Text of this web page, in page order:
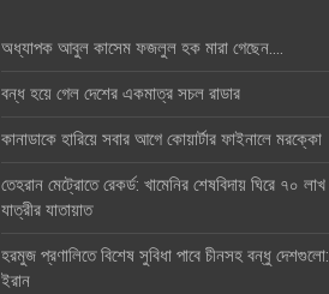
অধ্যাপক আবুল কাসেম ফজলুল হক মারা গেছেন….
বন্ধ হয়ে গেল দেশের একমাত্র সচল রাডার
কানাডাকে হারিয়ে সবার আগে কোয়ার্টার ফাইনালে মরক্কো
তেহরান মেট্রোতে রেকর্ড: খামেনির শেষবিদায় ঘিরে ৭০ লাখ
যাত্রীর যাতায়াত
হরমুজ প্রণালিতে বিশেষ সুবিধা পাবে চীনসহ বন্ধু দেশগুলো:
ইরান